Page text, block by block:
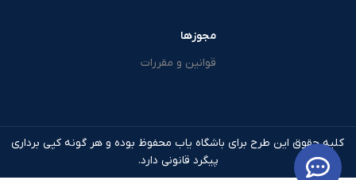
مجوزها
قوانین و مقررات
کلیه حقوق این طرح برای باشگاه یاب محفوظ بوده و هر گونه کپی برداری
پیگرد قانونی دارد.